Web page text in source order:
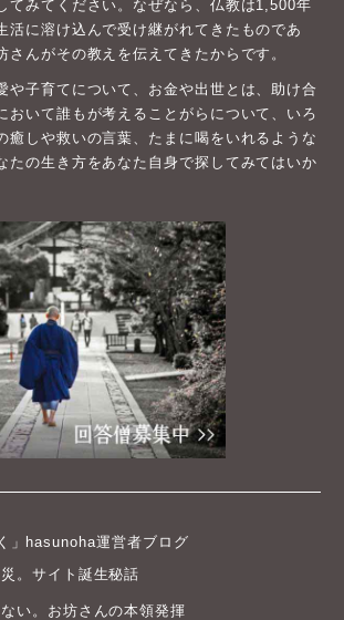
てみてください。なぜなら、仏教は1,500年
活に溶け込んで受け継がれてきたものであ
さんがその教えを伝えてきたからです。
や子育てについて、お金や出世とは、助け合
おいて誰もが考えることがらについて、いろ
癒しや救いの言葉、たまに喝をいれるような
たの生き方をあなた自身で探してみてはいか
」hasunoha運営者ブログ
。サイト誕生秘話
い。お坊さんの本領発揮